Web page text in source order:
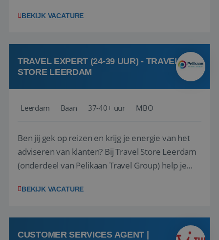
(onderdeel van Pelikaan Travel Group) zoeken
team het reisbureau verder...
BEKIJK VACATURE
TRAVEL EXPERT (24-39 UUR) - TRAVEL
STORE LEERDAM
Leerdam Baan 37-40+ uur MBO
Ben jij gek op reizen en krijg je energie van het
adviseren van klanten? Bij Travel Store Leerdam
(onderdeel van Pelikaan Travel Group) help je
vinden. Samen maken we van elke reis een
hebt in de reisbranche of j...
BEKIJK VACATURE
CUSTOMER SERVICES AGENT |